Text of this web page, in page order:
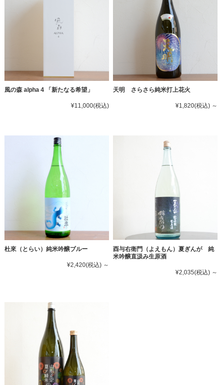
風の森 alpha 4 「新たなる希望」
¥11,000(税込)
天明 さらさら純米打上花火
¥1,820(税込) ～
杜來（とらい）純米吟醸ブルー
¥2,420(税込)～
酉与右衛門（よえもん）夏ぎんが 純
米吟醸直汲み生原酒
¥2,035(税込) ～